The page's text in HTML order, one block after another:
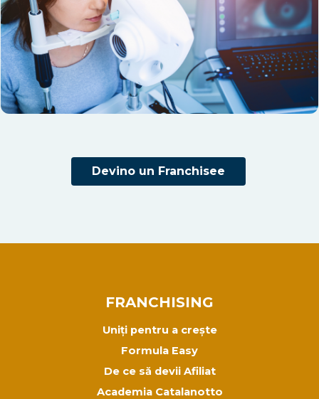
Devino un Franchisee
FRANCHISING
Uniți pentru a crește
Formula Easy
De ce să devii Afiliat
Academia Catalanotto